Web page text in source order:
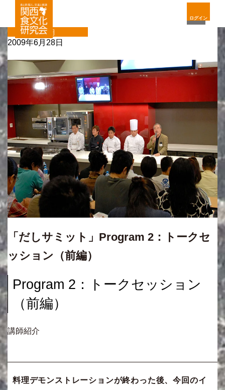
ログイン
定期
2009年6月28日
「だしサミット」Program 2：トークセ
ッション（前編）
Program 2：トークセッション
（前編）
講師紹介
料理デモンストレーションが終わった後、今回のイ